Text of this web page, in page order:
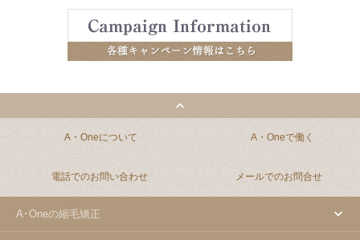
A・Oneについて A・Oneで働く
電話でのお問い合わせ メールでのお問合せ
A･Oneの縮毛矯正